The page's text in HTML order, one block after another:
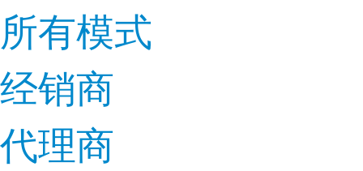
所有模式
经销商
代理商